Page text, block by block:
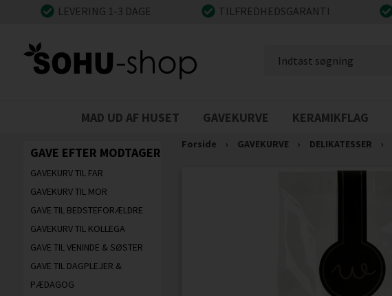
LEVERING 1-3 DAGE TILFREDHEDSGARANTI
MAD UD AF HUSET GAVEKURVE KERAMIKFLAG
GAVE EFTER MODTAGER
GAVEKURV TIL FAR
GAVEKURV TIL MOR
GAVE TIL BEDSTEFORÆLDRE
GAVEKURV TIL KOLLEGA
GAVE TIL VENINDE & SØSTER
GAVE TIL DAGPLEJER &
PÆDAGOG
Forside › GAVEKURVE › DELIKATESSER ›